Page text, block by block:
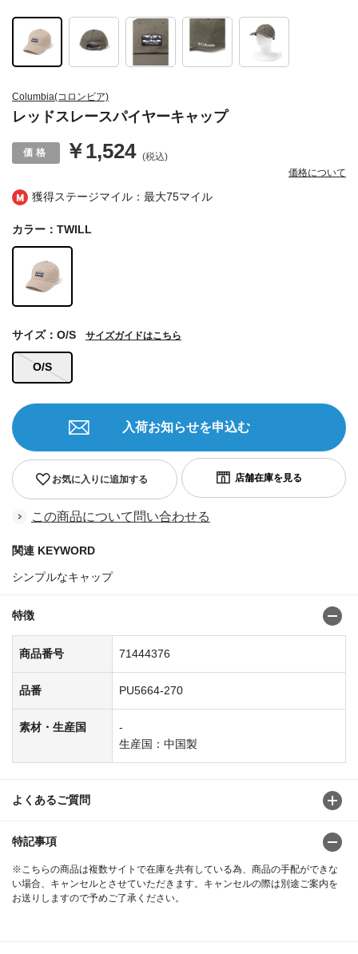
獲得ステージマイル：最大75マイル
Columbia(コロンビア)
レッドスレースパイヤーキャップ
￥1,524 (税込)
価格について
カラー：TWILL
O/S
サイズ：O/S サイズガイドはこちら
お気に入りに追加する
入荷お知らせを申込む
この商品について問い合わせる
関連 KEYWORD
シンプルなキャップ
特徴
商品番号 71444376
品番 PU5664-270
素材・生産国
-
生産国：中国製
よくあるご質問
特記事項
※こちらの商品は複数サイトで在庫を共有している為、商品の手配ができな
い場合、キャンセルとさせていただきます。キャンセルの際は別途ご案内を
お送りしますので予めご了承ください。